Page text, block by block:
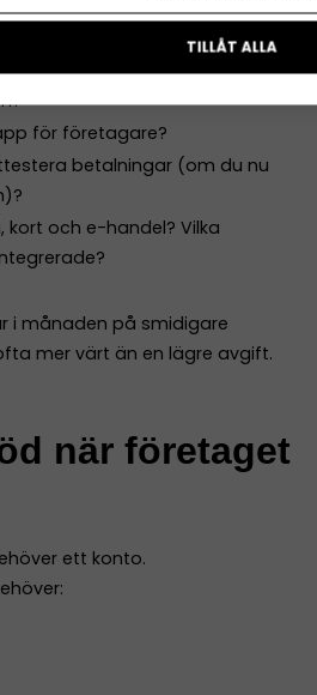
direkt till mitt
för företagare?
betalningar (om du nu
kort och e-handel? Vilka
i månaden på smidigare
mer värt än en lägre avgift.
när företaget
ett konto.
TILLÅT ALLA